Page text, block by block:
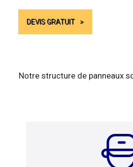
DEVIS GRATUIT
Notre structure de panneaux